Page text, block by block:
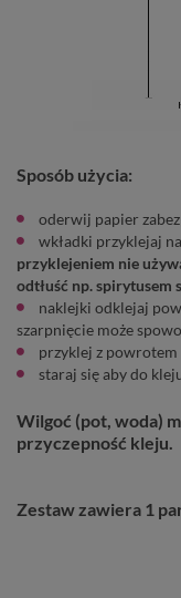
Sposób użycia:
oderwij papier
wkładki przyklejaj
przyklejeniem nie
odtłuść np. spirytusem
naklejki odklejaj
szarpnięcie może
przyklej z powrotem
staraj się aby do
Wilgoć (pot, woda)
przyczepność kleju.
Zestaw zawiera 1